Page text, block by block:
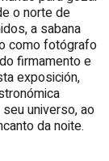
o norte de
a sabana
como fotógrafo
firmamento e
exposición,
universo, ao
da noite.